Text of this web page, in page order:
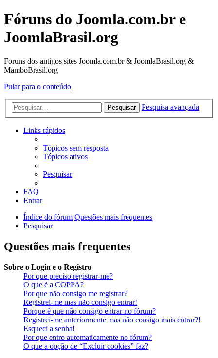
Fóruns do Joomla.com.br e
JoomlaBrasil.org
Foruns dos antigos sites Joomla.com.br & JoomlaBrasil.org &
MamboBrasil.org
Pular para o conteúdo
Pesquisar Pesquisa avançada
Links rápidos
Tópicos sem resposta
Tópicos ativos
Pesquisar
FAQ
Entrar
Índice do fórum Questões mais frequentes
Pesquisar
Questões mais frequentes
Sobre o Login e o Registro
Por que preciso registrar-me?
O que é a COPPA?
Por que não consigo me registrar?
Registrei-me mas não consigo entrar!
Porque é que não consigo entrar no fórum?
Registrei-me anteriormente mas não consigo mais entrar?!
Esqueci a senha!
Por que entro automaticamente no fórum?
O que a opção de “Excluir cookies” faz?